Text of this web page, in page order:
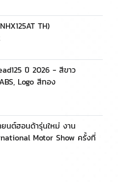
TH)
ปี 2026 - สีขาว
Logo สีทอง
นต์ฮอนด้ารุ่นใหม่ งาน
Motor Show ครั้งที่